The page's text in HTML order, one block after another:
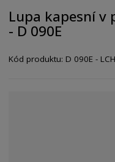
í
s
r
Lupa kapesní v
- D 090E
Kód produktu: D 090E -